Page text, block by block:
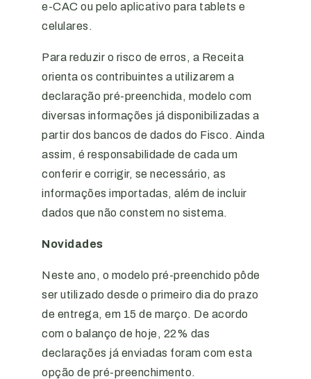
e-CAC ou pelo aplicativo para tablets e
celulares.
Para reduzir o risco de erros, a Receita
orienta os contribuintes a utilizarem a
declaração pré-preenchida, modelo com
diversas informações já disponibilizadas a
partir dos bancos de dados do Fisco. Ainda
assim, é responsabilidade de cada um
conferir e corrigir, se necessário, as
informações importadas, além de incluir
dados que não constem no sistema.
Novidades
Neste ano, o modelo pré-preenchido pôde
ser utilizado desde o primeiro dia do prazo
de entrega, em 15 de março. De acordo
com o balanço de hoje, 22% das
declarações já enviadas foram com esta
opção de pré-preenchimento.